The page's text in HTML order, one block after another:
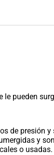
pueden
de presión
y
o usadas.